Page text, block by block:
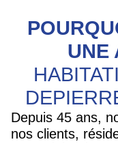
UNE
Depuis 45 ans,
nos clients,